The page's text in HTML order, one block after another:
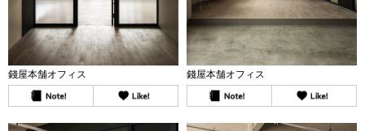
錢屋本舗オフィス 錢屋本舗オフィス